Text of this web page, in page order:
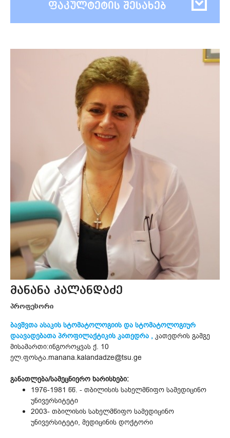
ფაკულტეტის შესახებ
მანანა კალანდაძე
პროფესორი
ბავშვთა ასაკის სტომატოლოგიის და სტომატოლოგიურ
დაავადებათა პროფილაქტიკის კათედრა , კათედრის გამგე
მისამართი:ინგოროყვას ქ. 10
ელ.ფოსტა.manana.kalandadze@tsu.ge
განათლება/სამეცნიერო ხარისხები:
1976-1981 წწ. - თბილისის სახელმწიფო სამედიცინო
უნივერსიტეტი
2003- თბილისის სახელმწიფო სამედიცინო
უნივერსიტეტი, მედიცინის დოქტორი